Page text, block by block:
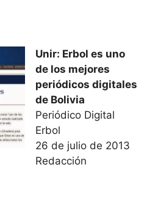
Unir: Erbol es uno
de los mejores
periódicos digitales
de Bolivia
Periódico Digital
Erbol
26 de julio de 2013
Redacción